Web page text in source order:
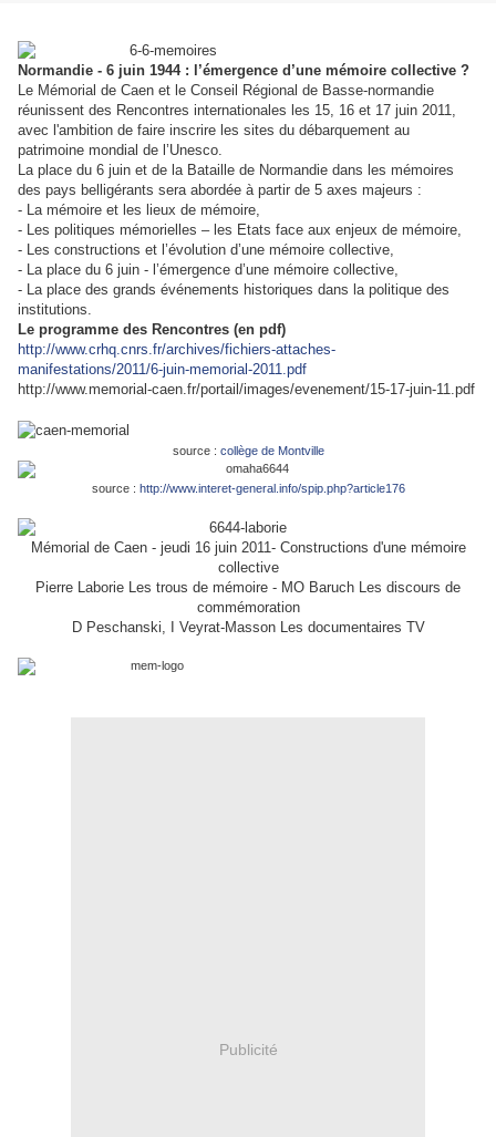
Normandie - 6 juin 1944 :
l’émergence d’une mémoire collective ?
Le Mémorial de Caen et le Conseil Régional de Basse-normandie
réunissent des Rencontres internationales les 15, 16 et 17 juin 2011,
avec l'ambition de faire inscrire les sites du débarquement au
patrimoine mondial de l’Unesco.
La place du 6 juin et de la Bataille de Normandie dans les mémoires
des pays belligérants sera abordée à partir de 5 axes majeurs :
- La mémoire et les lieux de mémoire,
- Les politiques mémorielles – les Etats face aux enjeux de mémoire,
- Les constructions et l’évolution d’une mémoire collective,
- La place du 6 juin - l’émergence d’une mémoire collective,
- La place des grands événements historiques dans la politique des
institutions.
Le programme des Rencontres (en pdf)
http://www.crhq.cnrs.fr/archives/fichiers-attaches-
manifestations/2011/6-juin-memorial-2011.pdf
http://www.memorial-caen.fr/portail/images/evenement/15-17-juin-11.pdf
source : collège de Montville
source : http://www.interet-general.info/spip.php?article176
Mémorial de Caen - jeudi 16 juin 2011- Constructions d'une mémoire
collective
Pierre Laborie Les trous de mémoire - MO Baruch Les discours de
commémoration
D Peschanski, I Veyrat-Masson Les documentaires TV
Publicité